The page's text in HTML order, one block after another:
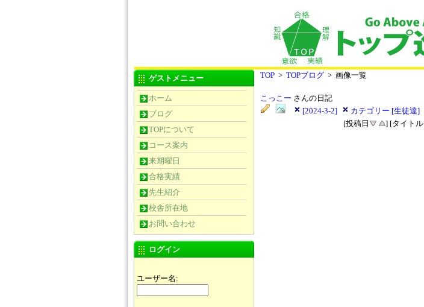
ゲストメニュー
ホーム
ブログ
TOPについて
コース案内
来期曜日
合格実績
先生紹介
校舎所在地
お問い合わせ
ログイン
ユーザー名:
TOP > TOPブログ > 画像一覧
こっこー さんの日記
[2024-3-2]
カテゴリー [生徒達]
[投稿日
] [タイトル